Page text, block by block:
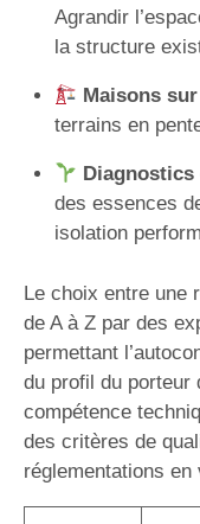
Agrandir
la structure
Maisons
terrains en
des essences
isolation
Le choix entre une
de A à Z par des
permettant
du profil du porteur
compétence
des critères de
réglementations